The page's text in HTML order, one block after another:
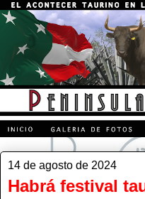
14 de agosto de 2024
Habrá festival